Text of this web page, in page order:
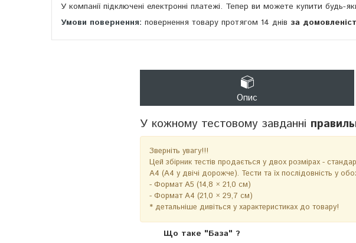
У компанії підключені електронні платежі. Тепер ви можете купити будь-
повернення товару протягом 14 днів за
Опис
У кожному тестовому завданні
Зверніть увагу!!!
Цей збірник тестів продається у двох розмірах -
А4 (А4 у двічі дорожче). Тести та їх послідовність у
- Формат А5 (14,8 × 21,0 см)
- Формат А4 (21,0 × 29,7 см)
* детальніше дивіться у характеристиках до товару!
Що таке "База" ?